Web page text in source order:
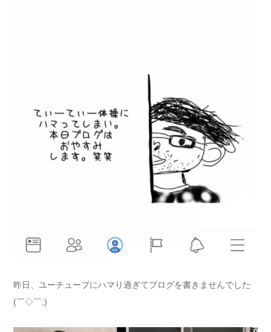
昨日、ユーチューブにハマり過ぎてブログを書きませんでした
(￣◇￣;)